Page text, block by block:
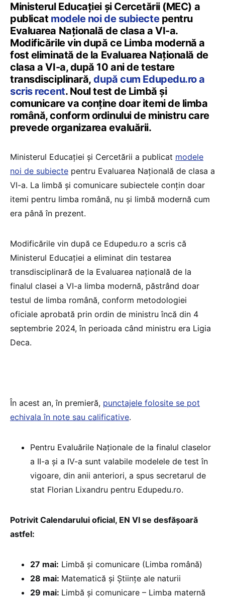
Ministerul Educației și Cercetării (MEC) a
publicat modele noi de subiectepentru
Evaluarea Națională de clasa a VI-a.
Modificările vin după ce Limba modernă a
fost eliminată de la Evaluarea Națională de
clasa a VI-a, după 10 ani de testare
transdisciplinară,după cum Edupedu.ro a
scris recent. Noul test de Limbă și
comunicare va conține doar itemi de limba
română, conform ordinului de ministru care
prevede organizarea evaluării.
Ministerul Educației și Cercetării a publicat modele
noi de subiecte pentru Evaluarea Națională de clasa a
VI-a. La limbă și comunicare subiectele conțin doar
itemi pentru limba română, nu și limbă modernă cum
era până în prezent.
Modificările vin după ce Edupedu.ro a scris că
Ministerul Educației a eliminat din testarea
transdisciplinară de la Evaluarea națională de la
finalul clasei a VI-a limba modernă, păstrând doar
testul de limba română, conform metodologiei
oficiale aprobată prin ordin de ministru încă din 4
septembrie 2024, în perioada când ministru era Ligia
Deca.
În acest an, în premieră, punctajele folosite se pot
echivala în note sau calificative.
Pentru Evaluările Naționale de la finalul claselor
a II-a și a IV-a sunt valabile modelele de test în
vigoare, din anii anteriori, a spus secretarul de
stat Florian Lixandru pentru Edupedu.ro.
Potrivit Calendarului oficial, EN VI se desfășoară
astfel:
27 mai: Limbă și comunicare (Limba română)
28 mai: Matematică și Științe ale naturii
29 mai: Limbă și comunicare – Limba maternă